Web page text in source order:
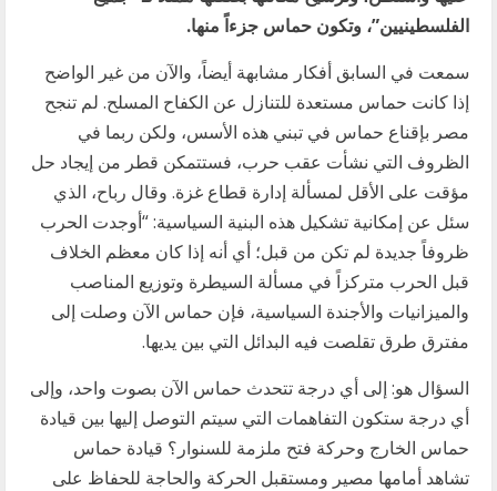
الفلسطينيين”، وتكون حماس جزءاً منها.
سمعت في السابق أفكار مشابهة أيضاً، والآن من غير الواضح
إذا كانت حماس مستعدة للتنازل عن الكفاح المسلح. لم تنجح
مصر بإقناع حماس في تبني هذه الأسس، ولكن ربما في
الظروف التي نشأت عقب حرب، فستتمكن قطر من إيجاد حل
مؤقت على الأقل لمسألة إدارة قطاع غزة. وقال رباح، الذي
سئل عن إمكانية تشكيل هذه البنية السياسية: “أوجدت الحرب
ظروفاً جديدة لم تكن من قبل؛ أي أنه إذا كان معظم الخلاف
قبل الحرب متركزاً في مسألة السيطرة وتوزيع المناصب
والميزانيات والأجندة السياسية، فإن حماس الآن وصلت إلى
مفترق طرق تقلصت فيه البدائل التي بين يديها.
السؤال هو: إلى أي درجة تتحدث حماس الآن بصوت واحد، وإلى
أي درجة ستكون التفاهمات التي سيتم التوصل إليها بين قيادة
حماس الخارج وحركة فتح ملزمة للسنوار؟ قيادة حماس
تشاهد أمامها مصير ومستقبل الحركة والحاجة للحفاظ على